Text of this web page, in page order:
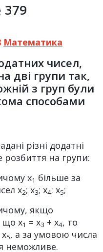
Математика
чисел,
дві групи так,
з груп були
способами
різні додатні
розбиття на групи:
х1 більше за
x2; х3; х4; x5;
якщо
що x1 = x3 + х4, то
5, а за умовою числа
неможливе.